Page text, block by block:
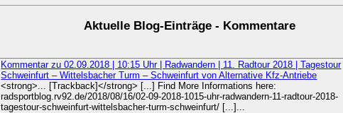
Aktuelle Blog-Einträge - Kommentare
Kommentar zu 02.09.2018 | 10:15 Uhr | Radwandern | 11. Radtour 2018 | Tagestour
Schweinfurt – Wittelsbacher Turm – Schweinfurt von Alternative Kfz-Antriebe
<strong>... [Trackback]</strong> [...] Find More Informations here:
radsportblog.rv92.de/2018/08/16/02-09-2018-1015-uhr-radwandern-11-radtour-2018-
tagestour-schweinfurt-wittelsbacher-turm-schweinfurt/ [...]...